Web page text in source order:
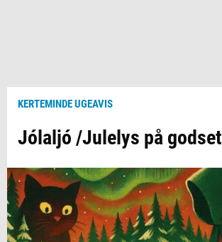
KERTEMINDE UGEAVIS
Jólaljó /Julelys på godset